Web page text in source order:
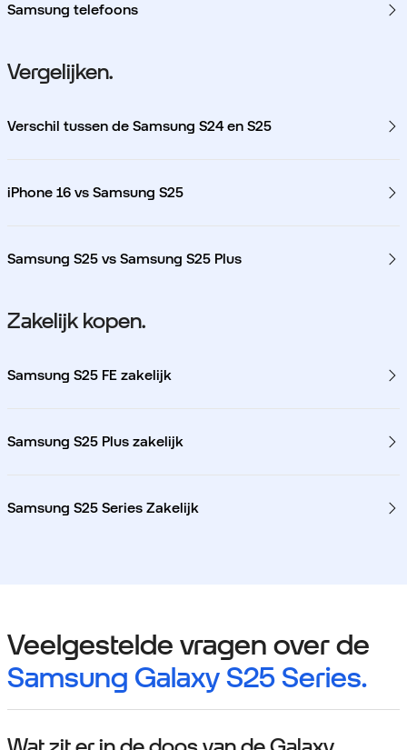
Samsung telefoons
Vergelijken.
Verschil tussen de Samsung S24 en S25
iPhone 16 vs Samsung S25
Samsung S25 vs Samsung S25 Plus
Zakelijk kopen.
Samsung S25 FE zakelijk
Samsung S25 Plus zakelijk
Samsung S25 Series Zakelijk
Veelgestelde vragen over de
Samsung Galaxy S25 Series.